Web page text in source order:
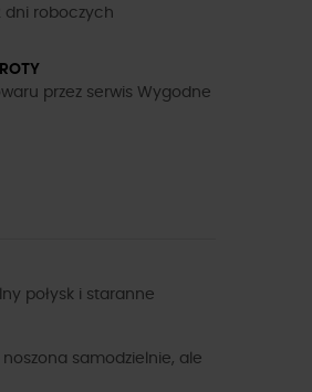
dni roboczych
przez serwis Wygodne
połysk i staranne
samodzielnie, ale